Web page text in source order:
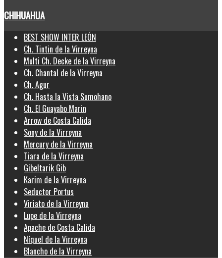
CHIHUAHUA
BEST SHOW INTER LEÓN
Ch. Tintin de la Virreyna
Multi Ch. Decke de la Virreyna
Ch. Chantal de la Virreyna
Ch. Agur
Ch. Hasta la Vista Sumohano
Ch. El Guayabo Marin
Arrow de Costa Calida
Sony de la Virreyna
Mercury de la Virreyna
Tiara de la Virreyna
Gibeltarik Gib
Karim de la Virreyna
Seductor Portus
Viriato de la Virreyna
Lupe de la Virreyna
Apache de Costa Calida
Níquel de la Virreyna
Blancho de la Virreyna